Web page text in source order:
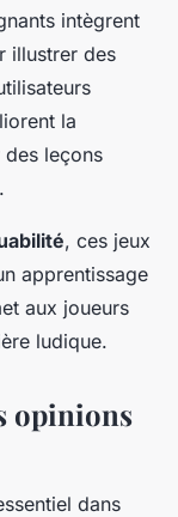
intègrent
illustrer des
la
leçons
, ces jeux
apprentissage
aux joueurs
ludique.
opinions
dans